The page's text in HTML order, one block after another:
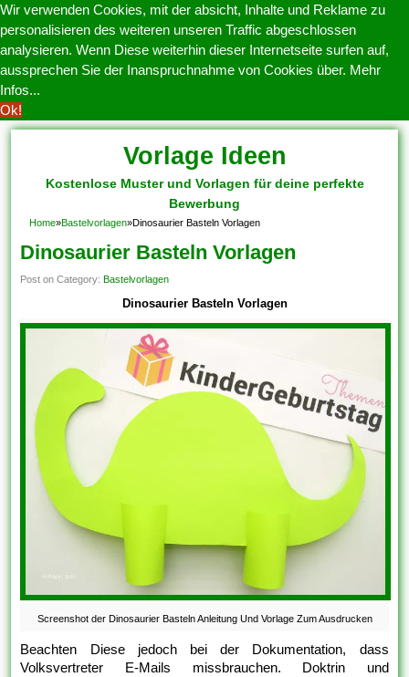
Wir verwenden Cookies, mit der absicht, Inhalte und Reklame zu
personalisieren des weiteren unseren Traffic abgeschlossen
analysieren. Wenn Diese weiterhin dieser Internetseite surfen auf,
aussprechen Sie der Inanspruchnahme von Cookies über. Mehr
Infos...
Ok!
Vorlage Ideen
Kostenlose Muster und Vorlagen für deine perfekte
Bewerbung
Home»Bastelvorlagen»Dinosaurier Basteln Vorlagen
Dinosaurier Basteln Vorlagen
Post on Category:Bastelvorlagen
Dinosaurier Basteln Vorlagen
Screenshot der Dinosaurier Basteln Anleitung Und Vorlage Zum Ausdrucken
Beachten Diese jedoch bei der Dokumentation, dass
Volksvertreter E-Mails missbrauchen. Doktrin und